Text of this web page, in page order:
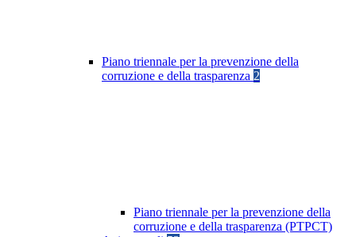
Piano triennale per la prevenzione della
corruzione e della trasparenza 2
Piano triennale per la prevenzione della
corruzione e della trasparenza (PTPCT)